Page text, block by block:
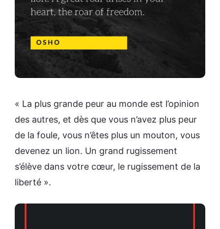
« La plus grande peur au monde est l’opinion
des autres, et dès que vous n’avez plus peur
de la foule, vous n’êtes plus un mouton, vous
devenez un lion. Un grand rugissement
s’élève dans votre cœur, le rugissement de la
liberté ».